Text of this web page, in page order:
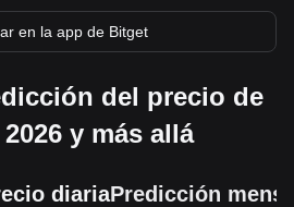
en la app de Bitget
del precio de
y más allá
diariaPredicción